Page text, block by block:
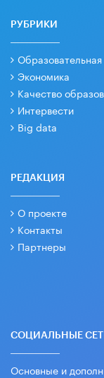
РУБРИКИ
Экономика
Качество
Интервести
Big data
РЕДАКЦИЯ
О проекте
Контакты
Партнеры
СОЦИАЛЬНЫЕ
Основные и